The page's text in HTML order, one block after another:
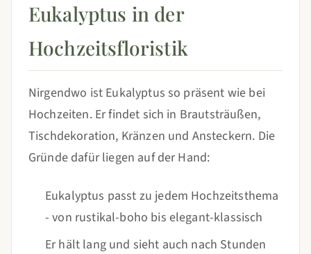
Eukalyptus in der
Hochzeitsfloristik
Nirgendwo ist Eukalyptus so präsent wie bei
Hochzeiten. Er findet sich in Brautsträußen,
Tischdekoration, Kränzen und Ansteckern. Die
Gründe dafür liegen auf der Hand:
Eukalyptus passt zu jedem Hochzeitsthema
- von rustikal-boho bis elegant-klassisch
Er hält lang und sieht auch nach Stunden